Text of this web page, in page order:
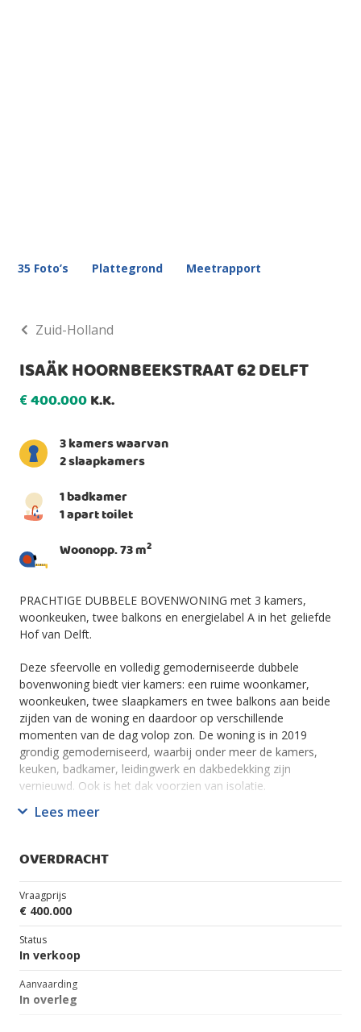
35 Foto’s Plattegrond Meetrapport
Zuid-Holland
ISAÄK HOORNBEEKSTRAAT 62 DELFT
€400.000K.K.
3 kamers waarvan
2 slaapkamers
1 badkamer
1 apart toilet
Woonopp. 73 m2
PRACHTIGE DUBBELE BOVENWONING met 3 kamers,
woonkeuken, twee balkons en energielabel A in het geliefde
Hof van Delft.
Deze sfeervolle en volledig gemoderniseerde dubbele
bovenwoning biedt vier kamers: een ruime woonkamer,
woonkeuken, twee slaapkamers en twee balkons aan beide
zijden van de woning en daardoor op verschillende
momenten van de dag volop zon. De woning is in 2019
grondig gemoderniseerd, waarbij onder meer de kamers,
keuken, badkamer, leidingwerk en dakbedekking zijn
vernieuwd. Ook is het dak voorzien van isolatie.
Dankzij de cv-ketel in combinatie met een hybride
beschikt deze over energielabel A.
De woning ligt in de populaire wijk Hof van Delft. Hier woont
u op loopafstand van de binnenstad, het station, diverse
buurtwinkels, scholen, sportvoorzieningen, zwembad en het
Wilhelminapark. Ook de TU Delft, uitvalswegen en
recreatiegebied Delftse Hout zijn uitstekend bereikbaar.
-Indeling-
Lees meer
OVERDRACHT
Vraagprijs
€ 400.000
Status
In verkoop
Aanvaarding
In overleg